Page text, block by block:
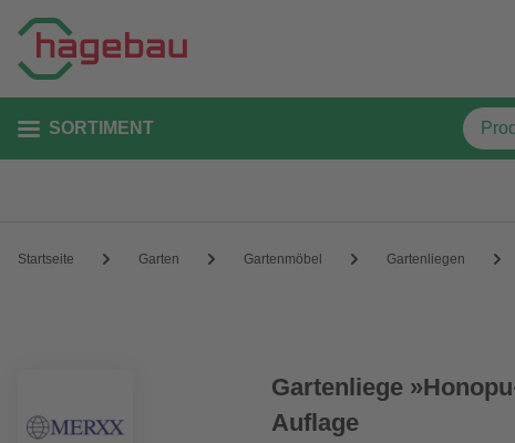
SORTIMENT
Startseite Garten Gartenmöbel Gartenliegen
Gartenliege
Auflage